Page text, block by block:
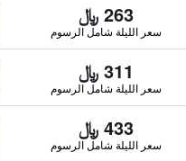
263 ﷼
سعر الليلة شامل الرسوم
311 ﷼
سعر الليلة شامل الرسوم
433 ﷼
سعر الليلة شامل الرسوم